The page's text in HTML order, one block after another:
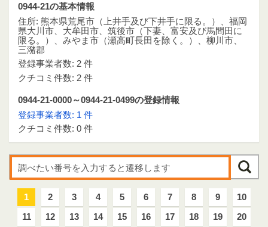
0944-21の基本情報
住所: 熊本県荒尾市（上井手及び下井手に限る。）、福岡
県大川市、大牟田市、筑後市（下妻、富安及び馬間田に
限る。）、みやま市（瀬高町長田を除く。）、柳川市、
三潴郡
登録事業者数: 2 件
クチコミ件数: 2 件
0944-21-0000～0944-21-0499の登録情報
登録事業者数: 1 件
クチコミ件数: 0 件
1 2 3 4 5 6 7 8 9
10
11
12 13 14 15 16 17 18 19
20